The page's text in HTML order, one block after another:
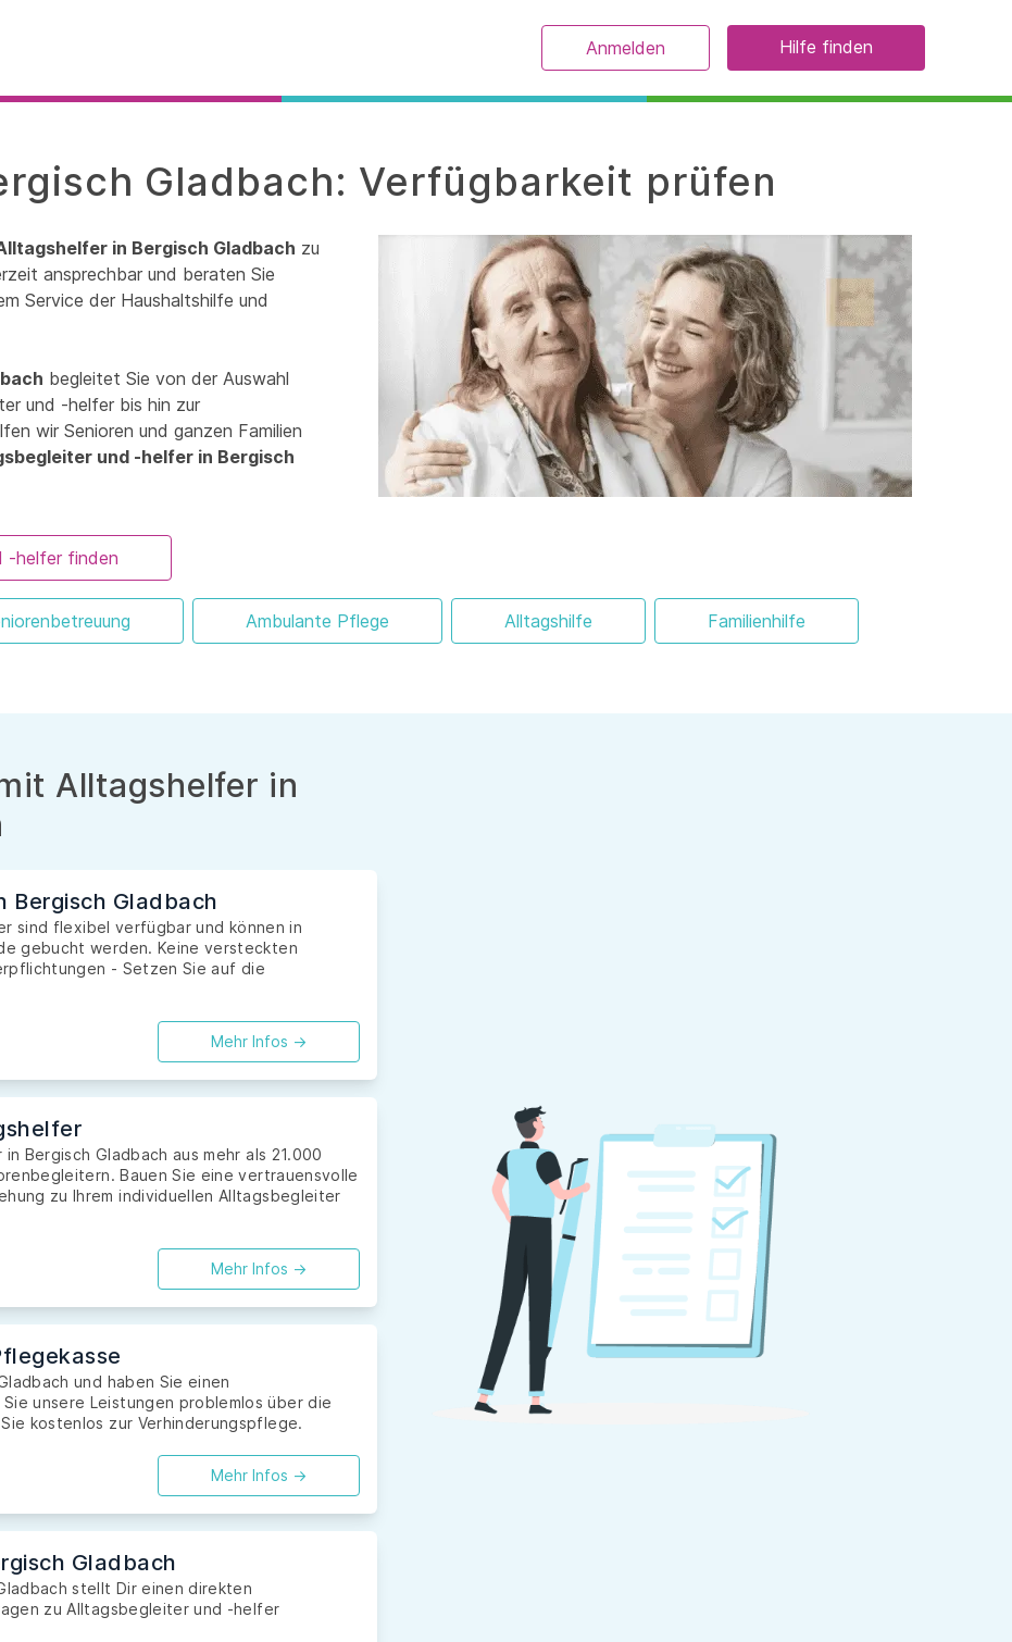
Anmelden Hilfe finden
Gladbach: Verfügbarkeit prüfen
in Bergisch Gladbach zu
ansprechbar und beraten Sie
Service der Haushaltshilfe und
begleitet Sie von der Auswahl
und -helfer bis hin zur
wir Senioren und ganzen Familien
und -helfer in Bergisch
-helfer finden
Ambulante Pflege Alltagshilfe Familienhilfe
Alltagshelfer in
Bergisch Gladbach
sind flexibel verfügbar und können in
gebucht werden. Keine versteckten
- Setzen Sie auf die
Mehr Infos ->
Bergisch Gladbach aus mehr als 21.000
Bauen Sie eine vertrauensvolle
zu Ihrem individuellen Alltagsbegleiter
Mehr Infos ->
und haben Sie einen
unsere Leistungen problemlos über die
kostenlos zur Verhinderungspflege.
Mehr Infos ->
Gladbach
stellt Dir einen direkten
zu Alltagsbegleiter und -helfer